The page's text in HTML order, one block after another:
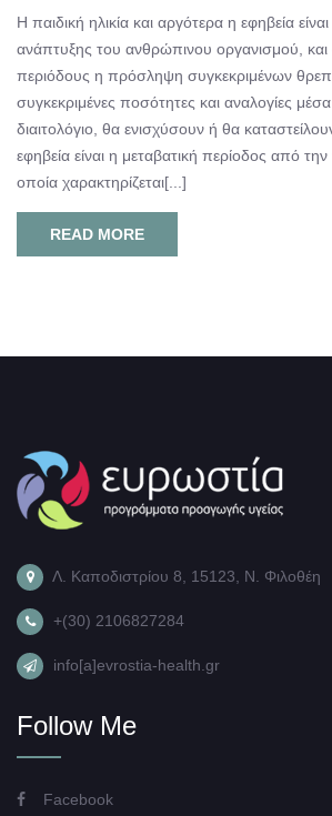
Η παιδική ηλικία και αργότερα η εφηβεία
ανάπτυξης του ανθρώπινου οργανισμού, και
περιόδους η πρόσληψη συγκεκριμένων
συγκεκριμένες ποσότητες και αναλογίες
διαιτολόγιο, θα ενισχύσουν ή θα
εφηβεία είναι η μεταβατική περίοδος από την
οποία χαρακτηρίζεται[...]
READ MORE
Λ. Καποδιστρίου 8, 15123, Ν. Φιλοθέη
+(30) 2106827284
info[a]evrostia-health.gr
Follow Me
Facebook